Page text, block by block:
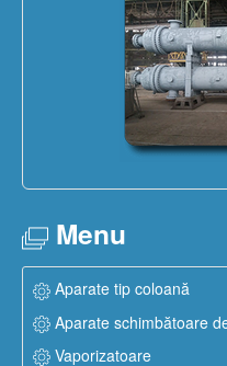
Menu
Aparate tip coloană
Aparate schimbătoare
Vaporizatoare